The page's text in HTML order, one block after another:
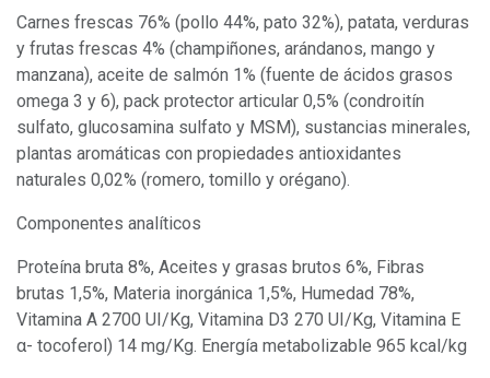
Carnes frescas 76% (pollo 44%, pato 32%), patata, verduras
y frutas frescas 4% (champiñones, arándanos, mango y
manzana), aceite de salmón 1% (fuente de ácidos grasos
omega 3 y 6), pack protector articular 0,5% (condroitín
sulfato, glucosamina sulfato y MSM), sustancias minerales,
plantas aromáticas con propiedades antioxidantes
naturales 0,02% (romero, tomillo y orégano).
Componentes analíticos
Proteína bruta 8%, Aceites y grasas brutos 6%, Fibras
brutas 1,5%, Materia inorgánica 1,5%, Humedad 78%,
Vitamina A 2700 UI/Kg, Vitamina D3 270 UI/Kg, Vitamina E
α- tocoferol) 14 mg/Kg. Energía metabolizable 965 kcal/kg